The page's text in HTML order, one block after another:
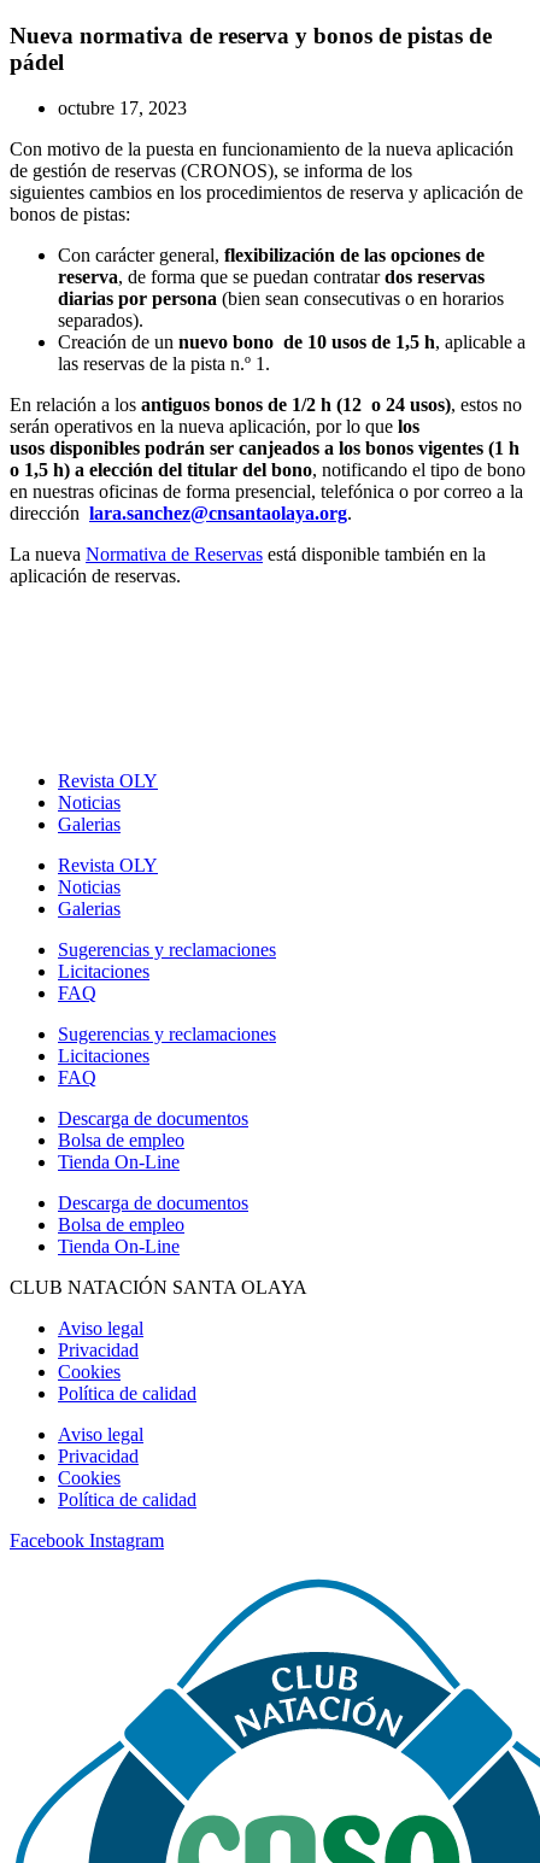
Nueva normativa de reserva y bonos de pistas de
pádel
octubre 17, 2023
Con motivo de la puesta en funcionamiento de la nueva aplicación
de gestión de reservas (CRONOS), se informa de los
siguientes cambios en los procedimientos de reserva y aplicación de
bonos de pistas:
Con carácter general, flexibilización de las opciones de
reserva, de forma que se puedan contratardos reservas
diarias por persona (bien sean consecutivas o en horarios
separados).
Creación de un nuevo bono de 10 usos de 1,5 h, aplicable a
las reservas de la pista n.º 1.
En relación a los antiguos bonos de 1/2 h (12 o 24 usos), estos no
serán operativos en la nueva aplicación, por lo que los
usos disponibles podrán ser canjeados a los bonos vigentes (1 h
o 1,5 h) a elección del titular del bono, notificando el tipo de bono
en nuestras oficinas de forma presencial, telefónica o por correo a la
dirección lara.sanchez@cnsantaolaya.org.
La nueva Normativa de Reservas está disponible también en la
aplicación de reservas.
Revista OLY
Noticias
Galerias
Revista OLY
Noticias
Galerias
Sugerencias y reclamaciones
Licitaciones
FAQ
Sugerencias y reclamaciones
Licitaciones
FAQ
Descarga de documentos
Bolsa de empleo
Tienda On-Line
Descarga de documentos
Bolsa de empleo
Tienda On-Line
CLUB NATACIÓN SANTA OLAYA
Aviso legal
Privacidad
Cookies
Política de calidad
Aviso legal
Privacidad
Cookies
Política de calidad
Facebook Instagram